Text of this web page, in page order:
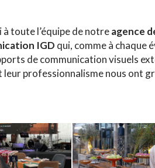
à toute l’équipe de notreagence
IGD qui, comme à chaque
de communication visuels
leur professionnalisme nous ont